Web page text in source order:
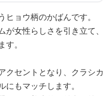
ョウ柄のかばんです。
女性らしさを引き立て、
。
クセントとなり、クラシカ
もマッチします。